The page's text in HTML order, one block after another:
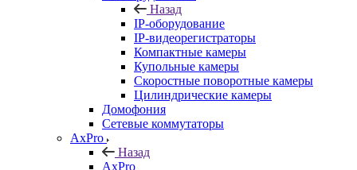
Назад
IP-оборудование
IP-видеорегистраторы
Компактные камеры
Купольные камеры
Скоростные поворотные камеры
Цилиндрические камеры
Домофония
Сетевые коммутаторы
AxPro
Назад
AxPro